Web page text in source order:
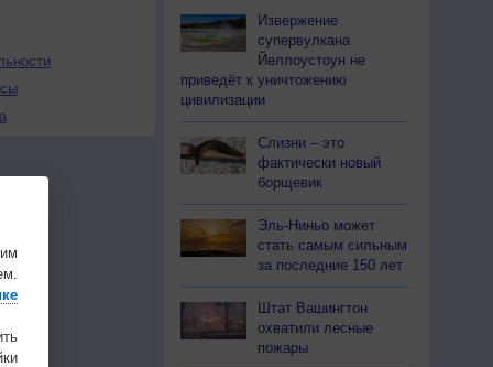
Извержение
супервулкана
Йеллоустоун не
приведёт к уничтожению
цивилизации
Слизни – это
фактически новый
борщевик
Эль-Ниньо может
стать самым сильным
за последние 150 лет
Штат Вашингтон
охватили лесные
пожары